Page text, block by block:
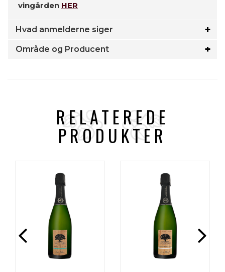
vingården HER
Hvad anmelderne siger
Område og Producent
RELATEREDE
PRODUKTER